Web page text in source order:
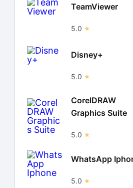
TeamViewer
5.0
Disney+
5.0
CorelDRAW
Graphics Suite
5.0
WhatsApp
5.0